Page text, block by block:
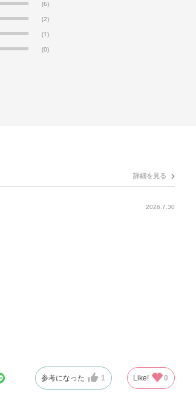
(6)
(2)
(1)
(0)
詳細を見る
2026.7.30
参考になった 1 Like! 0